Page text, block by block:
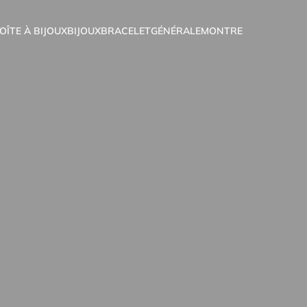
À BIJOUXBIJOUXBRACELETGÉNÉRALEMONTRE